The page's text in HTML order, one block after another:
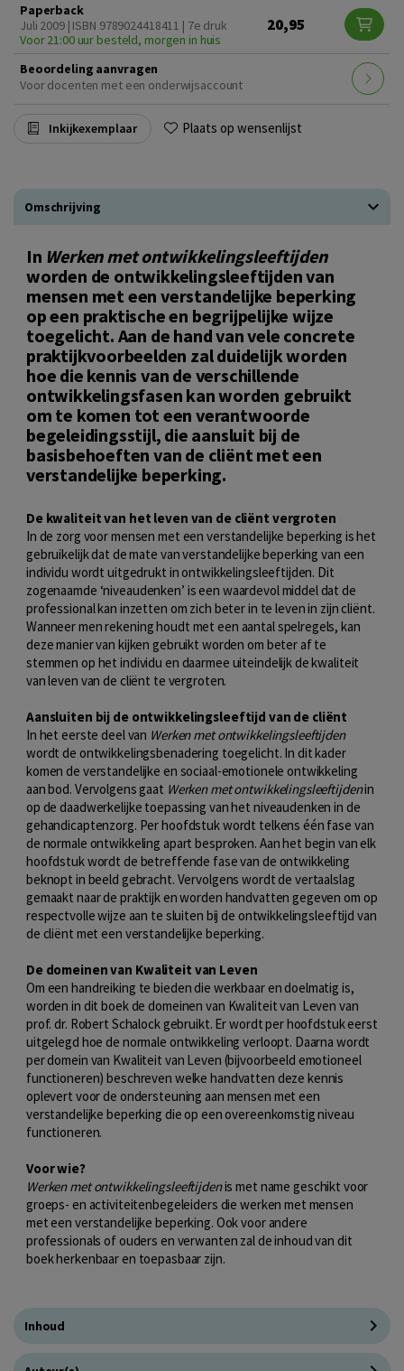
Paperback
Juli 2009 | ISBN 9789024418411 | 7e druk
Voor 21:00 uur besteld, morgen in huis
20,95
Beoordeling aanvragen
Voor docenten met een onderwijsaccount
Inkijkexemplaar Plaats op wensenlijst
Omschrijving
In Werken met ontwikkelingsleeftijden
worden de ontwikkelingsleeftijden van
mensen met een verstandelijke beperking
op een praktische en begrijpelijke wijze
toegelicht. Aan de hand van vele concrete
praktijkvoorbeelden zal duidelijk worden
hoe die kennis van de verschillende
ontwikkelingsfasen kan worden gebruikt
om te komen tot een verantwoorde
begeleidingsstijl, die aansluit bij de
basisbehoeften van de cliënt met een
verstandelijke beperking.
De kwaliteit van het leven van de cliënt vergroten
In de zorg voor mensen met een verstandelijke beperking is het
gebruikelijk dat de mate van verstandelijke beperking van een
individu wordt uitgedrukt in ontwikkelingsleeftijden. Dit
zogenaamde ‘niveaudenken’ is een waardevol middel dat de
professional kan inzetten om zich beter in te leven in zijn cliënt.
Wanneer men rekening houdt met een aantal spelregels, kan
deze manier van kijken gebruikt worden om beter af te
stemmen op het individu en daarmee uiteindelijk de kwaliteit
van leven van de cliënt te vergroten.
Aansluiten bij de ontwikkelingsleeftijd van de cliënt
In het eerste deel van Werken met ontwikkelingsleeftijden
wordt de ontwikkelingsbenadering toegelicht. In dit kader
komen de verstandelijke en sociaal-emotionele ontwikkeling
aan bod. Vervolgens gaat Werken met ontwikkelingsleeftijdenin
op de daadwerkelijke toepassing van het niveaudenken in de
gehandicaptenzorg. Per hoofdstuk wordt telkens één fase van
de normale ontwikkeling apart besproken. Aan het begin van elk
hoofdstuk wordt de betreffende fase van de ontwikkeling
beknopt in beeld gebracht. Vervolgens wordt de vertaalslag
gemaakt naar de praktijk en worden handvatten gegeven om op
respectvolle wijze aan te sluiten bij de ontwikkelingsleeftijd van
de cliënt met een verstandelijke beperking.
De domeinen van Kwaliteit van Leven
Om een handreiking te bieden die werkbaar en doelmatig is,
worden in dit boek de domeinen van Kwaliteit van Leven van
prof. dr. Robert Schalock gebruikt. Er wordt per hoofdstuk eerst
uitgelegd hoe de normale ontwikkeling verloopt. Daarna wordt
per domein van Kwaliteit van Leven (bijvoorbeeld emotioneel
functioneren) beschreven welke handvatten deze kennis
oplevert voor de ondersteuning aan mensen met een
verstandelijke beperking die op een overeenkomstig niveau
functioneren.
Voor wie?
Werken met ontwikkelingsleeftijdenis met name geschikt voor
groeps- en activiteitenbegeleiders die werken met mensen
met een verstandelijke beperking. Ook voor andere
professionals of ouders en verwanten zal de inhoud van dit
boek herkenbaar en toepasbaar zijn.
Inhoud